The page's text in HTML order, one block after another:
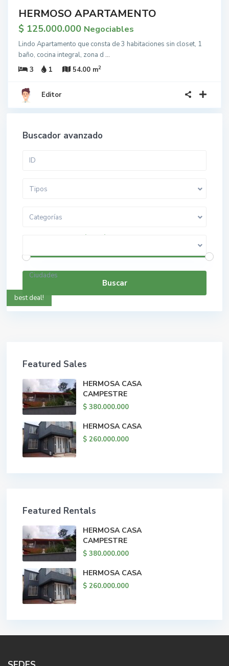
HERMOSO APARTAMENTO
$ 125.000.000 Negociables
Lindo Apartamento que consta de 3 habitaciones sin closet, 1
baño, cocina integral, zona d ...
3
1 54.00 m2
Editor
Buscador avanzado
Tipos
Categorías
Rango de precios: $ 0 a $ 5.000.000.000
Ciudades
Buscar
best deal!
Featured Sales
HERMOSA CASA
CAMPESTRE
$ 380.000.000
HERMOSA CASA
$ 260.000.000
Featured Rentals
HERMOSA CASA
CAMPESTRE
$ 380.000.000
HERMOSA CASA
$ 260.000.000